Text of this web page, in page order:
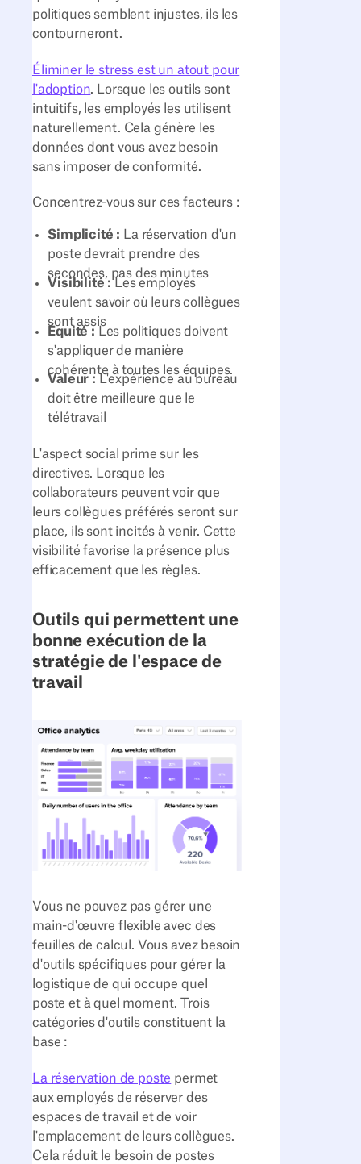
politiques semblent injustes, ils les
contourneront.
Éliminer le stress est un atout pour
l'adoption. Lorsque les outils sont
intuitifs, les employés les utilisent
naturellement. Cela génère les
données dont vous avez besoin
sans imposer de conformité.
Concentrez-vous sur ces facteurs :
Simplicité : La réservation d'un
poste devrait prendre des
secondes, pas des minutes
Visibilité :Les employés
veulent savoir où leurs collègues
sont assis
Équité : Les politiques doivent
s'appliquer de manière
cohérente à toutes les équipes.
Valeur : L'expérience au bureau
doit être meilleure que le
télétravail
L'aspect social prime sur les
directives. Lorsque les
collaborateurs peuvent voir que
leurs collègues préférés seront sur
place, ils sont incités à venir. Cette
visibilité favorise la présence plus
efficacement que les règles.
Outils qui permettent une
bonne exécution de la
stratégie de l'espace de
travail
Vous ne pouvez pas gérer une
main-d'œuvre flexible avec des
feuilles de calcul. Vous avez besoin
d'outils spécifiques pour gérer la
logistique de qui occupe quel
poste et à quel moment. Trois
catégories d'outils constituent la
base :
La réservation de poste permet
aux employés de réserver des
espaces de travail et de voir
l'emplacement de leurs collègues.
Cela réduit le besoin de postes